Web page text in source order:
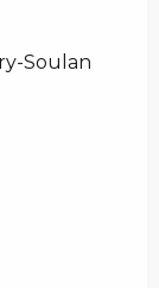
Soulan